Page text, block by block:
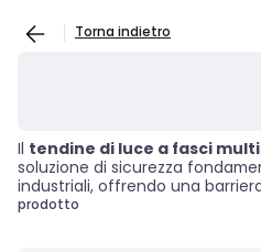
Torna indietro
Il tendine di luce a fasci
soluzione di sicurezza
industriali, offrendo una
di numerosi fasci infrarossi.
prodotto